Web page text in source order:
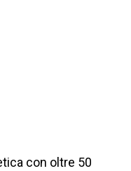
con oltre 50